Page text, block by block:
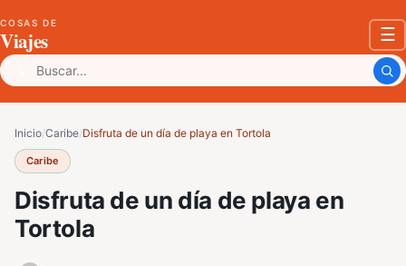
COSAS DE
Viajes ☰
Buscar:
Inicio/Caribe/Disfruta de un día de playa en Tortola
Caribe
Disfruta de un día de playa en
Tortola